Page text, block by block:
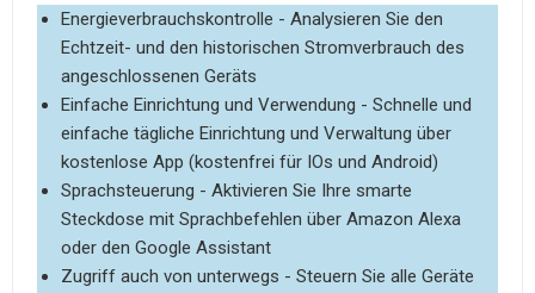
Energieverbrauchskontrolle - Analysieren Sie den
Echtzeit- und den historischen Stromverbrauch des
angeschlossenen Geräts
Einfache Einrichtung und Verwendung - Schnelle und
einfache tägliche Einrichtung und Verwaltung über
kostenlose App (kostenfrei für IOs und Android)
Sprachsteuerung - Aktivieren Sie Ihre smarte
Steckdose mit Sprachbefehlen über Amazon Alexa
oder den Google Assistant
Zugriff auch von unterwegs - Steuern Sie alle Geräte